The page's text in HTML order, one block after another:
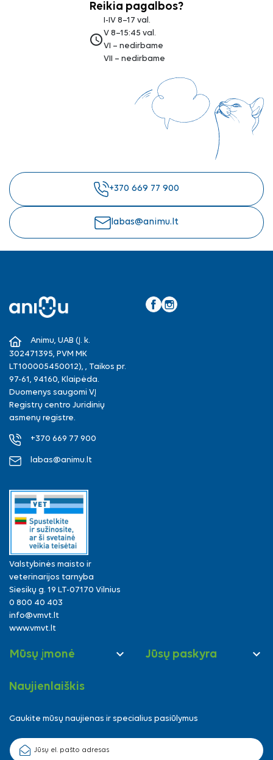
Reikia pagalbos?
access_time
I-IV 8–17 val.
V 8–15:45 val.
VI – nedirbame
VII – nedirbame
+370 669 77 900
labas@animu.lt
Animu, UAB (Į. k.
302471395, PVM MK
LT100005450012), , Taikos pr.
97-61, 94160, Klaipėda.
Duomenys saugomi VĮ
Registrų centro Juridinių
asmenų registre.
+370 669 77 900
labas@animu.lt
Valstybinės maisto ir
veterinarijos tarnyba
Siesikų g. 19 LT-07170 Vilnius
0 800 40 403
info@vmvt.lt
www.vmvt.lt
Mūsų įmonė  Jūsų paskyra 
Naujienlaiškis
Gaukite mūsų naujienas ir specialius pasiūlymus